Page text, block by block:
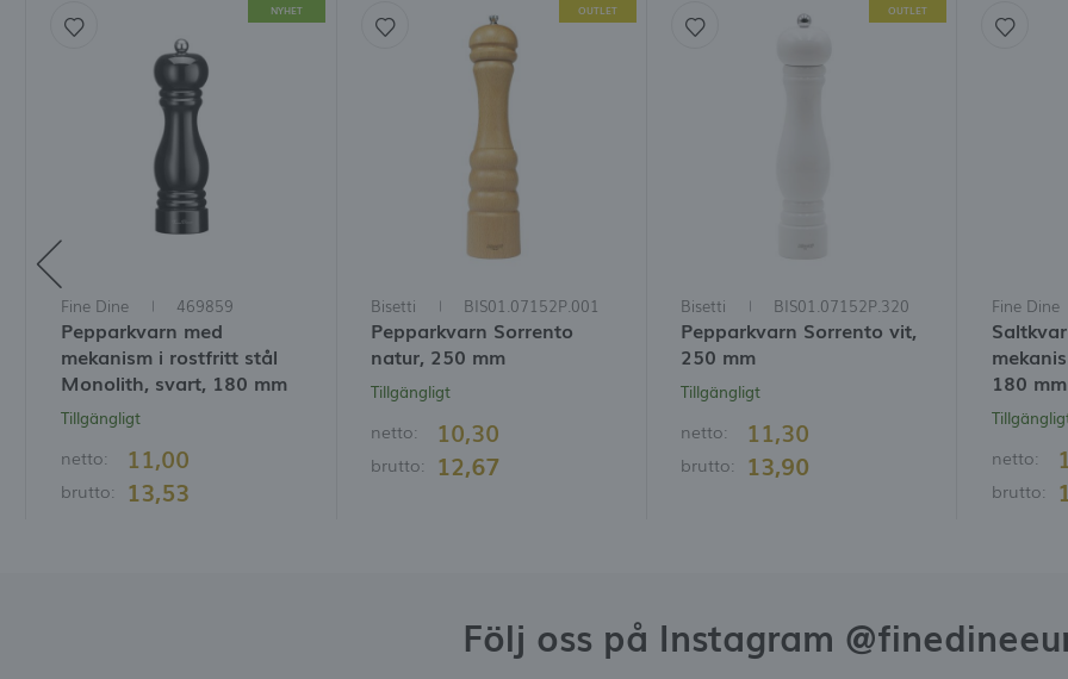
NYHET
Fine Dine 469859
Pepparkvarn med
mekanism i rostfritt stål
Monolith, svart, 180 mm
Tillgängligt
netto: 11,00
brutto: 13,53
OUTLET
Bisetti BIS01.07152P.001
Pepparkvarn Sorrento
natur, 250 mm
Tillgängligt
netto: 10,30
brutto: 12,67
OUTLET
Bisetti BIS01.07152P.320
Pepparkvarn Sorrento vit,
250 mm
Tillgängligt
netto: 11,30
brutto: 13,90
Fine Dine
180 mm
netto:
brutto:
Följ oss på Instagram